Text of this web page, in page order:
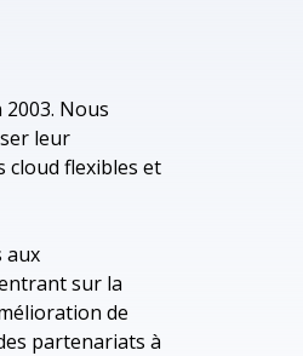
Nous
leur
flexibles et
aux
sur la
de
partenariats à